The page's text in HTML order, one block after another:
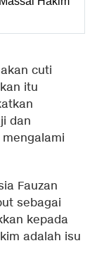
cuti
itu
dan
Fauzan
sebagai
kepada
adalah isu